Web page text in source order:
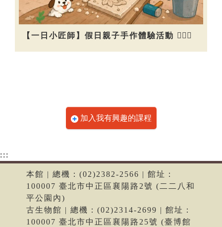
【一日小匠師】假日親子手作體驗活動 👷🏻‍♀️
加入我有興趣的課程
:::
本館 | 總機：(02)2382-2566 | 館址：
100007 臺北市中正區襄陽路2號 (二二八和
平公園內)
古生物館 | 總機：(02)2314-2699 | 館址：
100007 臺北市中正區襄陽路25號 (臺博館